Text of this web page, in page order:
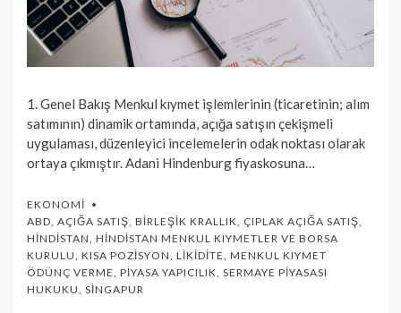
1. Genel Bakış Menkul kıymet işlemlerinin (ticaretinin; alım
satımının) dinamik ortamında, açığa satışın çekişmeli
uygulaması, düzenleyici incelemelerin odak noktası olarak
ortaya çıkmıştır. Adani Hindenburg fiyaskosuna…
EKONOMI
ABD, AÇIĞA SATIŞ, BIRLEŞIK KRALLIK, ÇIPLAK AÇIĞA SATIŞ,
HINDISTAN, HINDISTAN MENKUL KIYMETLER VE BORSA
KURULU, KISA POZISYON, LIKIDITE, MENKUL KIYMET
ÖDÜNÇ VERME, PIYASA YAPICILIK, SERMAYE PIYASASI
HUKUKU, SINGAPUR